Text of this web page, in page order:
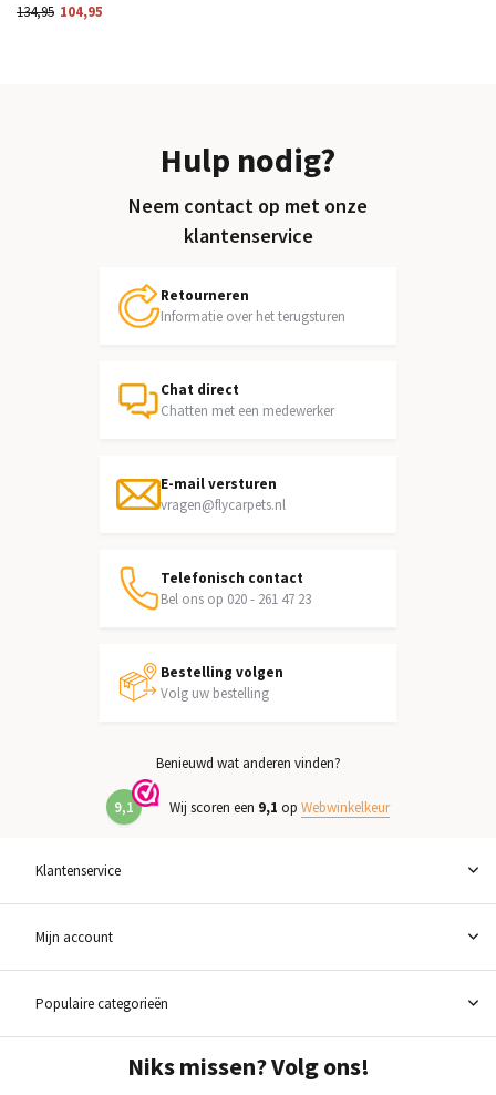
134,95 104,95
Hulp nodig?
Neem contact op met onze
klantenservice
Retourneren
Informatie over het terugsturen
Chat direct
Chatten met een medewerker
E-mail versturen
vragen@flycarpets.nl
Telefonisch contact
Bel ons op 020 - 261 47 23
Bestelling volgen
Volg uw bestelling
Benieuwd wat anderen vinden?
9,1 Wij scoren een 9,1 op Webwinkelkeur
Klantenservice
Mijn account
Populaire categorieën
Niks missen? Volg ons!